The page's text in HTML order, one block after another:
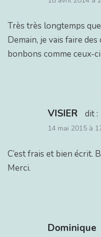
Très très longtemps
Demain, je vais faire
bonbons comme ceux-
VISIER dit :
14 mai 2015 à
C’est frais et bien écrit.
Merci.
Dominique